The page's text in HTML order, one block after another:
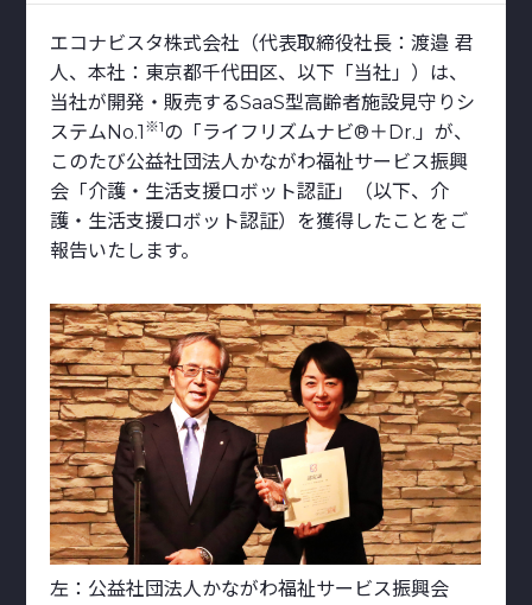
エコナビスタ株式会社（代表取締役社長：渡邉 君
人、本社：東京都千代田区、以下「当社」）は、
当社が開発・販売するSaaS型高齢者施設見守りシ
ステムNo.1 ※1の「ライフリズムナビ®＋Dr.」が、
このたび公益社団法人かながわ福祉サービス振興
会「介護・生活支援ロボット認証」（以下、介
護・生活支援ロボット認証）を獲得したことをご
報告いたします。
左：公益社団法人かながわ福祉サービス振興会